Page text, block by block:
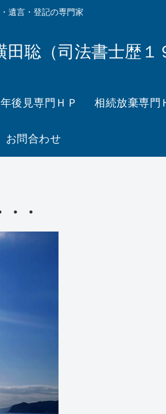
遺言・登記の専門家
聡（司法書士歴
後見専門ＨＰ 相続放棄専門
お問合わせ
・